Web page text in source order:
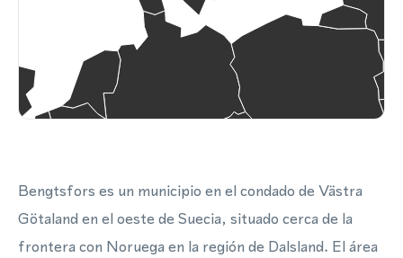
Bengtsfors es un municipio en el condado de Västra
Götaland en el oeste de Suecia, situado cerca de la
frontera con Noruega en la región de Dalsland. El área